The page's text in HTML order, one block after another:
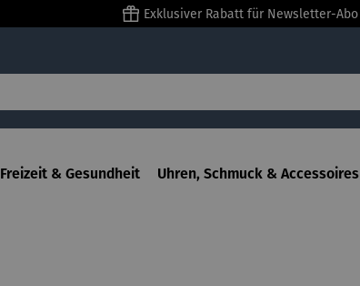
Exklusiver Rabatt für Newsletter-Abo
Freizeit & Gesundheit Uhren, Schmuck & Accessoires